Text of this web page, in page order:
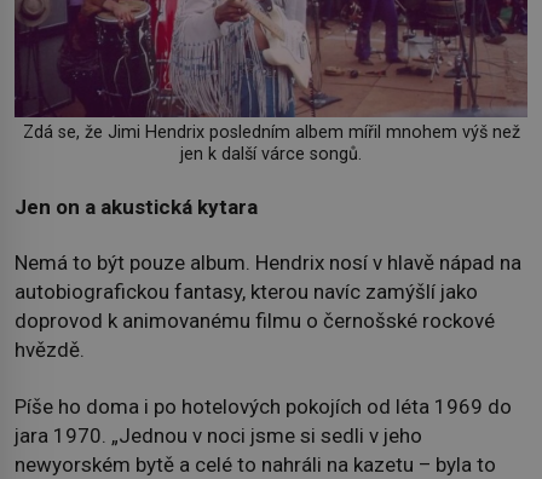
Zdá se, že Jimi Hendrix posledním albem mířil mnohem výš než
jen k další várce songů.
Jen on a akustická kytara
Nemá to být pouze album. Hendrix nosí v hlavě nápad na
autobiografickou fantasy, kterou navíc zamýšlí jako
doprovod k animovanému filmu o černošské rockové
hvězdě.
Píše ho doma i po hotelových pokojích od léta 1969 do
jara 1970. „Jednou v noci jsme si sedli v jeho
newyorském bytě a celé to nahráli na kazetu – byla to